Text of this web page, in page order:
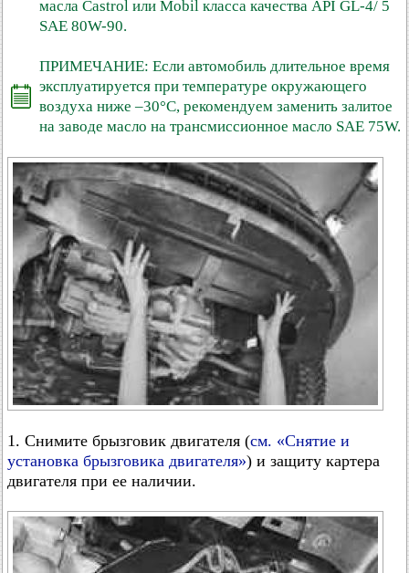
масла Castrol или Mobil класса качества API GL-4/ 5
SAE 80W-90.
ПРИМЕЧАНИЕ: Если автомобиль длительное время
эксплуатируется при температуре окружающего
воздуха ниже –30°C, рекомендуем заменить залитое
на заводе масло на трансмиссионное масло SAE 75W.
1. Снимите брызговик двигателя (см. «Снятие и
установка брызговика двигателя») и защиту картера
двигателя при ее наличии.